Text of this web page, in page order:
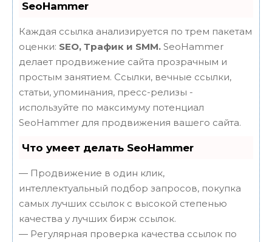
SeoHammer
Каждая ссылка анализируется по трем пакетам
оценки: SEO, Трафик и SMM. SeoHammer
делает продвижение сайта прозрачным и
простым занятием. Ссылки, вечные ссылки,
статьи, упоминания, пресс-релизы -
используйте по максимуму потенциал
SeoHammer для продвижения вашего сайта.
Что умеет делать SeoHammer
— Продвижение в один клик,
интеллектуальный подбор запросов, покупка
самых лучших ссылок с высокой степенью
качества у лучших бирж ссылок.
— Регулярная проверка качества ссылок по